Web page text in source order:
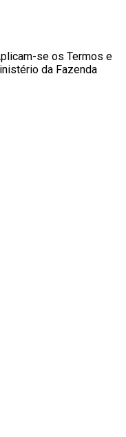
se os Termos e
da Fazenda